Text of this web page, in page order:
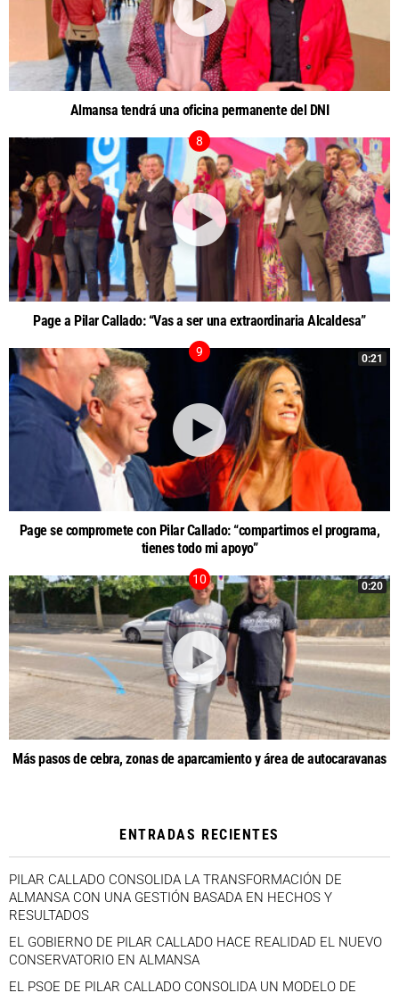
Almansa tendrá una oficina permanente del DNI
Page a Pilar Callado: “Vas a ser una extraordinaria Alcaldesa”
0:21
Page se compromete con Pilar Callado: “compartimos el programa,
tienes todo mi apoyo”
0:20
Más pasos de cebra, zonas de aparcamiento y área de autocaravanas
ENTRADAS RECIENTES
PILAR CALLADO CONSOLIDA LA TRANSFORMACIÓN DE
ALMANSA CON UNA GESTIÓN BASADA EN HECHOS Y
RESULTADOS
EL GOBIERNO DE PILAR CALLADO HACE REALIDAD EL NUEVO
CONSERVATORIO EN ALMANSA
EL PSOE DE PILAR CALLADO CONSOLIDA UN MODELO DE